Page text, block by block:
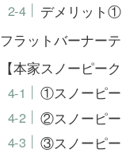
デメリット
フラットバーナー
【本家スノーピー
①スノーピ
②スノーピー
③スノーピ